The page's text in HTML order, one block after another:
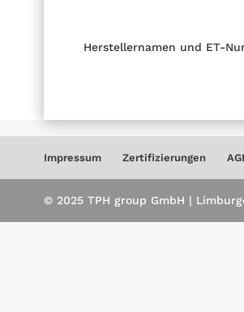
Herstellernamen und ET-
Impressum Zertifizierungen
© 2025 TPH group GmbH |